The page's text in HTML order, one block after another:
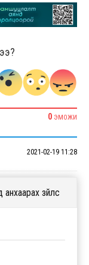
0 ЭМОЖИ
2021-02-19 11:28
зүйлс